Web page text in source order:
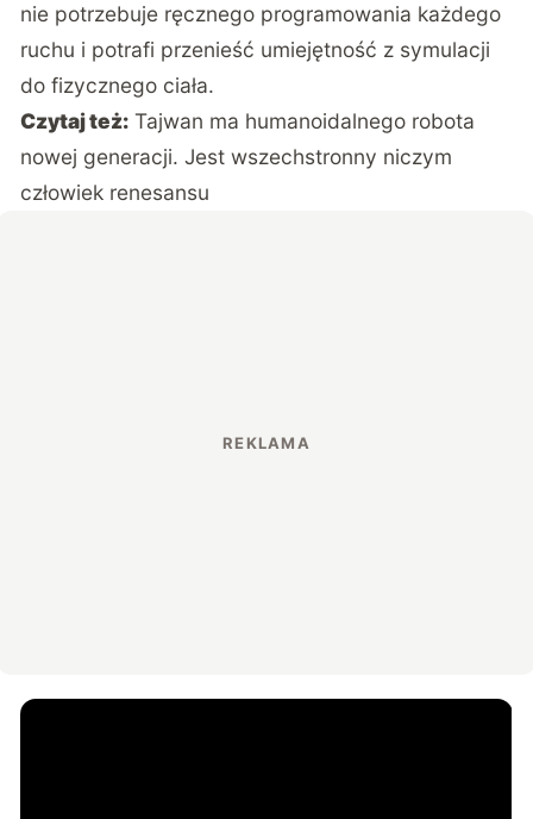
nie potrzebuje ręcznego programowania każdego
ruchu i potrafi przenieść umiejętność z symulacji
do fizycznego ciała.
Czytaj też: Tajwan ma humanoidalnego robota
nowej generacji. Jest wszechstronny niczym
człowiek renesansu